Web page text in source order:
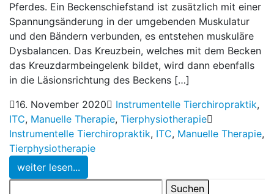
Pferdes. Ein Beckenschiefstand ist zusätzlich mit einer
Spannungsänderung in der umgebenden Muskulatur
und den Bändern verbunden, es entstehen muskuläre
Dysbalancen. Das Kreuzbein, welches mit dem Becken
das Kreuzdarmbeingelenk bildet, wird dann ebenfalls
in die Läsionsrichtung des Beckens […]
16. November 2020
Instrumentelle Tierchiropraktik,
ITC, Manuelle Therapie, Tierphysiotherapie
Instrumentelle Tierchiropraktik, ITC, Manuelle Therapie,
Tierphysiotherapie
weiter lesen...